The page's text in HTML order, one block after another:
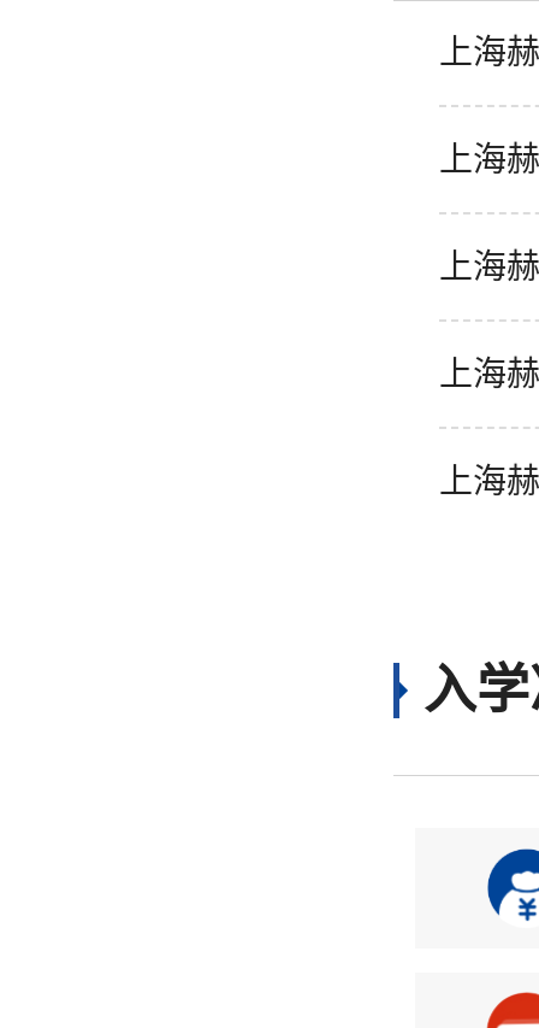
上海
越成
上海
学部
上海
学部
上海
课程
上海
入